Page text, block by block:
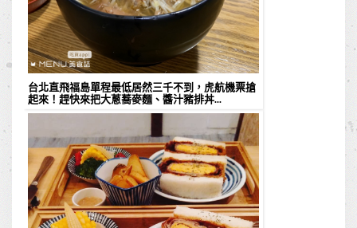
台北直飛福島單程最低居然三千不到，虎航機票搶
起來！趕快來把大蔥蕎麥麵、醬汁豬排丼...